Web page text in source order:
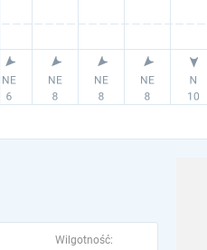
Wilgotność: